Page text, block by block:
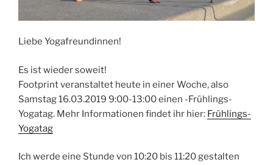
Liebe Yogafreundinnen!
Es ist wieder soweit!
Footprint veranstaltet heute in einer Woche, also
Samstag 16.03.2019 9:00-13:00 einen -Frühlings-
Yogatag. Mehr Informationen findet ihr hier: Frühlings-
Yogatag
Ich werde eine Stunde von 10:20 bis 11:20 gestalten